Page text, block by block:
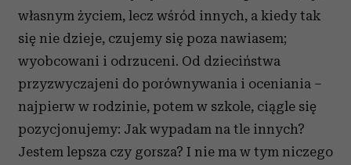
własnym życiem, lecz wśród innych, a kiedy tak
się nie dzieje, czujemy się poza nawiasem;
wyobcowani i odrzuceni. Od dzieciństwa
przyzwyczajeni do porównywania i oceniania –
najpierw w rodzinie, potem w szkole, ciągle się
pozycjonujemy: Jak wypadam na tle innych?
Jestem lepsza czy gorsza? I nie ma w tym niczego